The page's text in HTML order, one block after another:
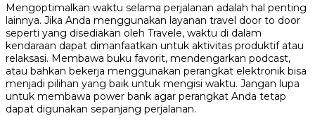
Mengoptimalkan waktu selama perjalanan adalah hal penting
lainnya. Jika Anda menggunakan layanan travel door to door
seperti yang disediakan oleh Travele, waktu di dalam
kendaraan dapat dimanfaatkan untuk aktivitas produktif atau
relaksasi. Membawa buku favorit, mendengarkan podcast,
atau bahkan bekerja menggunakan perangkat elektronik bisa
menjadi pilihan yang baik untuk mengisi waktu. Jangan lupa
untuk membawa power bank agar perangkat Anda tetap
dapat digunakan sepanjang perjalanan.